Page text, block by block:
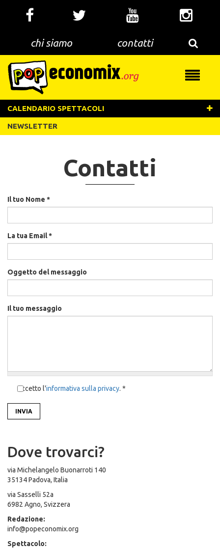
chi siamo contatti
Toggle
CALENDARIO SPETTACOLI
NEWSLETTER
Contatti
Il tuo Nome *
La tua Email*
Oggetto del messaggio
Il tuo messaggio
Accetto l'informativa sulla privacy. *
INVIA
Dove trovarci?
via Michelangelo Buonarroti 140
35134 Padova, Italia
via Sasselli 52a
6982 Agno, Svizzera
Redazione:
info@popeconomix.org
Spettacolo: